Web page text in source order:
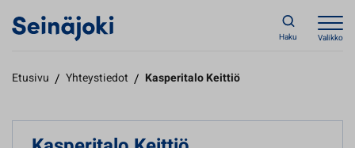
Haku Valikko
Etusivu / Yhteystiedot / Kasperitalo Keittiö